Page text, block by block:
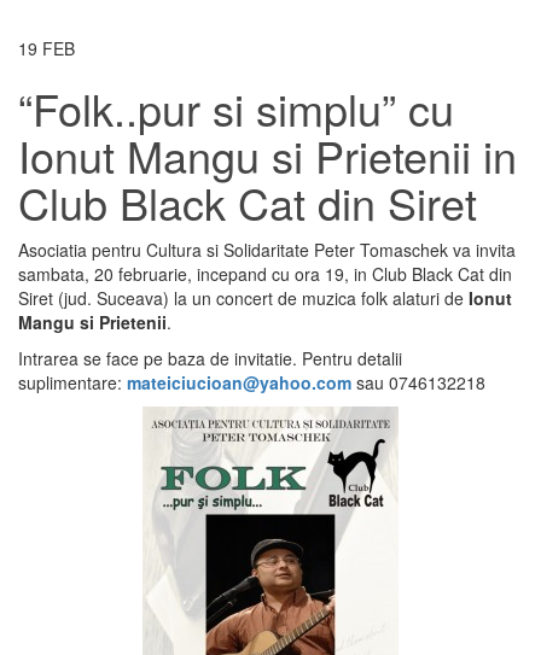
19 FEB
“Folk..pur si simplu” cu
Ionut Mangu si Prietenii in
Club Black Cat din Siret
Asociatia pentru Cultura si Solidaritate Peter Tomaschek va invita
sambata, 20 februarie, incepand cu ora 19, in Club Black Cat din
Siret (jud. Suceava) la un concert de muzica folk alaturi de Ionut
Mangu si Prietenii.
Intrarea se face pe baza de invitatie. Pentru detalii
suplimentare: mateiciucioan@yahoo.com sau 0746132218